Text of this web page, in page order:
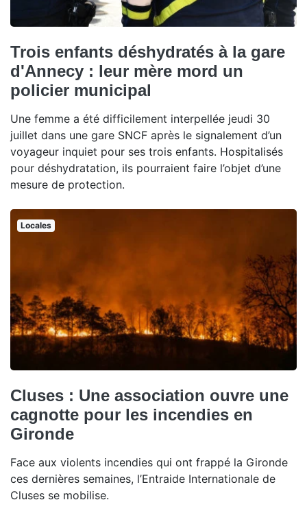
Trois enfants déshydratés à la gare
d'Annecy : leur mère mord un
policier municipal
Une femme a été difficilement interpellée jeudi 30
juillet dans une gare SNCF après le signalement d’un
voyageur inquiet pour ses trois enfants. Hospitalisés
pour déshydratation, ils pourraient faire l’objet d’une
mesure de protection.
Locales
Cluses : Une association ouvre une
cagnotte pour les incendies en
Gironde
Face aux violents incendies qui ont frappé la Gironde
ces dernières semaines, l’Entraide Internationale de
Cluses se mobilise.